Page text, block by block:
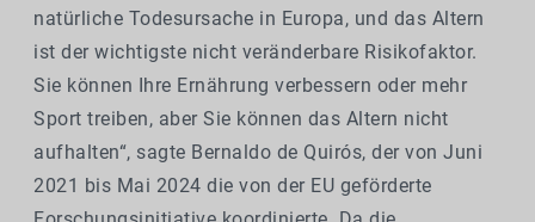
natürliche Todesursache in Europa, und das Altern
ist der wichtigste nicht veränderbare Risikofaktor.
Sie können Ihre Ernährung verbessern oder mehr
Sport treiben, aber Sie können das Altern nicht
aufhalten“, sagte Bernaldo de Quirós, der von Juni
2021 bis Mai 2024 die von der EU geförderte